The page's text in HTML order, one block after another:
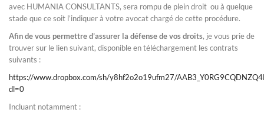
avec HUMANIA CONSULTANTS, sera rompu de plein droit ou à quelque
stade que ce soit l’indiquer à votre avocat chargé de cette procédure.
Afin de vous permettre d’assurer la défense de vos droits, je vous prie de
trouver sur le lien suivant, disponible en téléchargement les contrats
suivants :
https://www.dropbox.com/sh/y8hf2o2o19ufm27/
dl=0
Incluant notamment :